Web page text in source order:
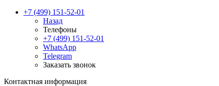
+7 (499) 151-52-01
Назад
Телефоны
+7 (499) 151-52-01
WhatsApp
Telegram
Заказать звонок
Контактная информация